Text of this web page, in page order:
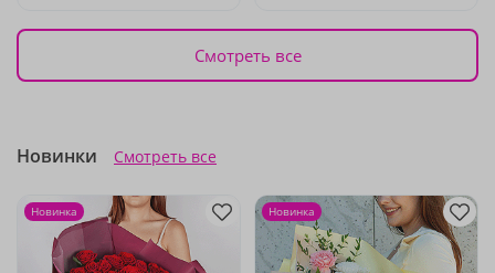
Смотреть все
Новинки Смотреть все
Новинка Новинка